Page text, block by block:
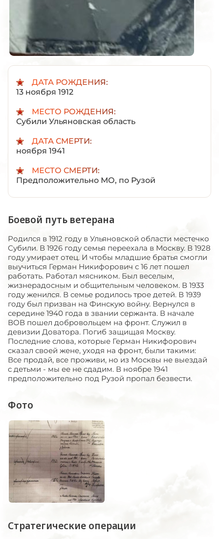
ДАТА РОЖДЕНИЯ:
13 ноября 1912
МЕСТО РОЖДЕНИЯ:
Субили Ульяновская область
ДАТА СМЕРТИ:
ноября 1941
МЕСТО СМЕРТИ:
Предположительно МО, по Рузой
Боевой путь ветерана
Родился в 1912 году в Ульяновской области местечко
Субили. В 1926 году семья переехала в Москву. В 1928
году умирает отец. И чтобы младшие братья смогли
выучиться Герман Никифорович с 16 лет пошел
работать. Работал мясником. Был веселым,
жизнерадосным и общительным человеком. В 1933
году женился. В семье родилось трое детей. В 1939
году был призван на Финскую войну. Вернулся в
середине 1940 года в звании сержанта. В начале
ВОВ пошел добровольцем на фронт. Служил в
девизии Доватора. Погиб защищая Москву.
Последние слова, которые Герман Никифорович
сказал своей жене, уходя на фронт, были такими:
Все продай, все проживи, но из Москвы не выездай
с детьми - мы ее не сдадим. В ноябре 1941
предположительно под Рузой пропал безвести.
Фото
Стратегические операции